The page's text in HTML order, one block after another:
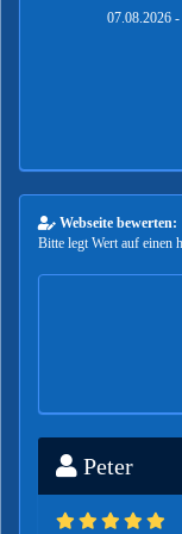
07.08.2026
Webseite bewerten:
Bitte legt Wert auf einen
Peter